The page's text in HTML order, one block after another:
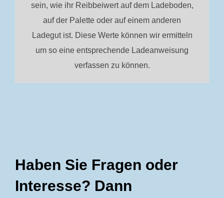
sein, wie ihr Reibbeiwert auf dem Ladeboden,
auf der Palette oder auf einem anderen
Ladegut ist. Diese Werte können wir ermitteln
um so eine entsprechende Ladeanweisung
verfassen zu können.
Haben Sie Fragen oder
Interesse? Dann